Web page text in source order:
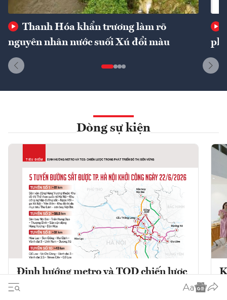
Thanh Hóa khẩn trương làm rõ
nguyên nhân nước suối Xú đổi màu
phí
Dòng sự kiện
Định hướng metro và TOD chiến lược
trong phát triển đô thị bền vững